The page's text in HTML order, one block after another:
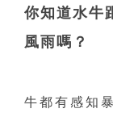
你知道水牛
風雨嗎？
牛都有感知